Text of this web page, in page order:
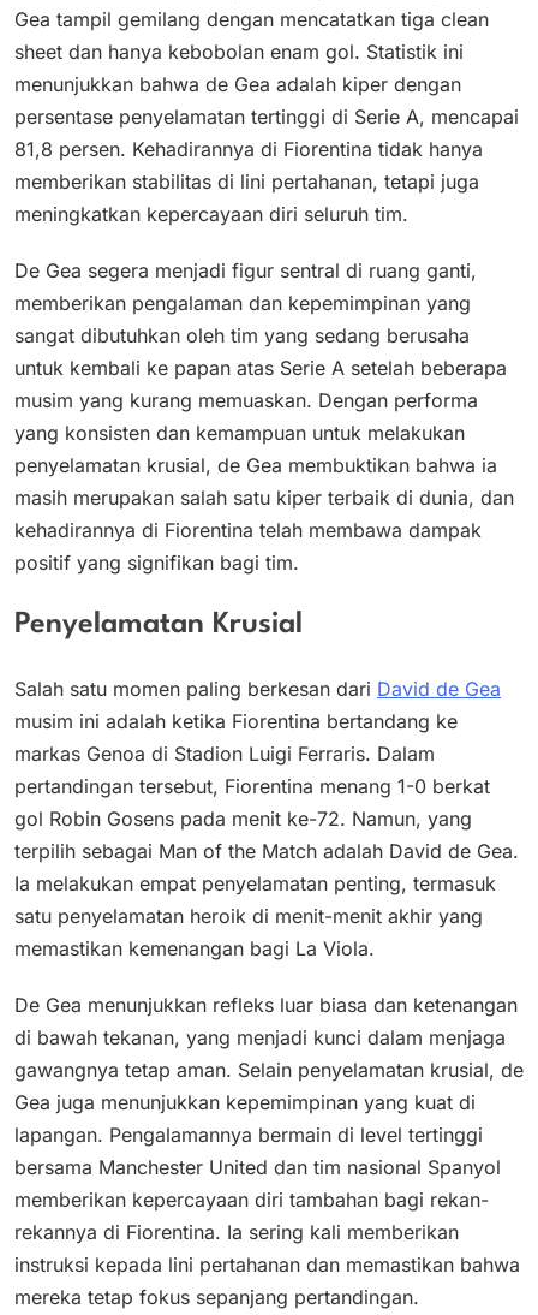
Gea tampil gemilang dengan mencatatkan tiga clean
sheet dan hanya kebobolan enam gol. Statistik ini
menunjukkan bahwa de Gea adalah kiper dengan
persentase penyelamatan tertinggi di Serie A, mencapai
81,8 persen. Kehadirannya di Fiorentina tidak hanya
memberikan stabilitas di lini pertahanan, tetapi juga
meningkatkan kepercayaan diri seluruh tim.
De Gea segera menjadi figur sentral di ruang ganti,
memberikan pengalaman dan kepemimpinan yang
sangat dibutuhkan oleh tim yang sedang berusaha
untuk kembali ke papan atas Serie A setelah beberapa
musim yang kurang memuaskan. Dengan performa
yang konsisten dan kemampuan untuk melakukan
penyelamatan krusial, de Gea membuktikan bahwa ia
masih merupakan salah satu kiper terbaik di dunia, dan
kehadirannya di Fiorentina telah membawa dampak
positif yang signifikan bagi tim.
Penyelamatan Krusial
Salah satu momen paling berkesan dari David de Gea
musim ini adalah ketika Fiorentina bertandang ke
markas Genoa di Stadion Luigi Ferraris. Dalam
pertandingan tersebut, Fiorentina menang 1-0 berkat
gol Robin Gosens pada menit ke-72. Namun, yang
terpilih sebagai Man of the Match adalah David de Gea.
Ia melakukan empat penyelamatan penting, termasuk
satu penyelamatan heroik di menit-menit akhir yang
memastikan kemenangan bagi La Viola.
De Gea menunjukkan refleks luar biasa dan ketenangan
di bawah tekanan, yang menjadi kunci dalam menjaga
gawangnya tetap aman. Selain penyelamatan krusial, de
Gea juga menunjukkan kepemimpinan yang kuat di
lapangan. Pengalamannya bermain di level tertinggi
bersama Manchester United dan tim nasional Spanyol
memberikan kepercayaan diri tambahan bagi rekan-
rekannya di Fiorentina. Ia sering kali memberikan
instruksi kepada lini pertahanan dan memastikan bahwa
mereka tetap fokus sepanjang pertandingan.